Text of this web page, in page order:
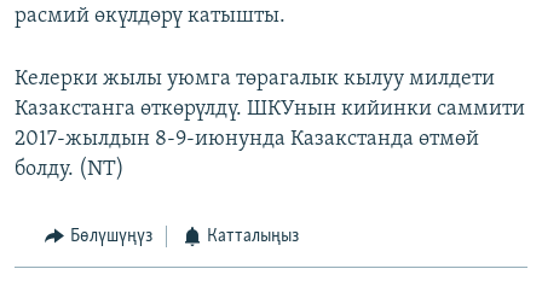
расмий өкүлдөрү катышты.
Келерки жылы уюмга төрагалык кылуу милдети
Казакстанга өткөрүлдү. ШКУнын кийинки саммити
2017-жылдын 8-9-июнунда Казакстанда өтмөй
болду. (NT)
Бөлүшүңүз Катталыңыз